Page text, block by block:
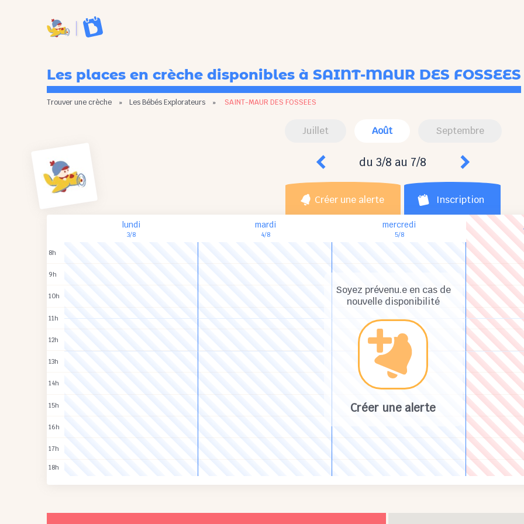
Les places en crèche disponibles à SAINT-MAUR DES FOSSEES
Trouver une crèche » Les Bébés Explorateurs » SAINT-MAUR DES FOSSEES
Juillet Août Septembre
du 3/8 au 7/8
Créer une alerte Inscription
Soyez prévenu.e en cas de
nouvelle disponibilité
Créer une alerte
lundi
3/8
mardi
4/8
mercredi
5/8
8h
9h
10h
11h
12h
13h
14h
15h
16h
17h
18h